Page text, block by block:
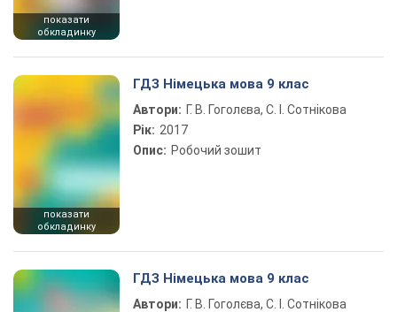
показати
обкладинку
показати
обкладинку
ГДЗ Німецька мова 9 клас
Автори: Г. В. Гоголєва, С. І. Сотнікова
Рік: 2017
Опис: Робочий зошит
ГДЗ Німецька мова 9 клас
Автори: Г. В. Гоголєва, С. І. Сотнікова